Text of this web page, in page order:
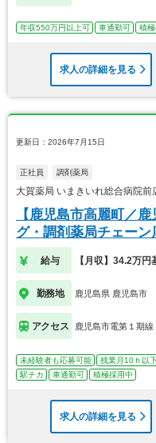
年収550万円以上可 車通勤可 積
求人の詳細を見る
更新日：2026年7月15日
正社員 調剤薬局
大賀薬局 いまきいれ総合病院
【鹿児島市高麗町／
グ・調剤薬局チェー
給与 【月収】34.2万
勤務地 鹿児島県 鹿児島市
アクセス 鹿児島市電第１期線
未経験者も応募可能 残業月10ｈ以
駅チカ
車通勤可 積極採用中
求人の詳細を見る